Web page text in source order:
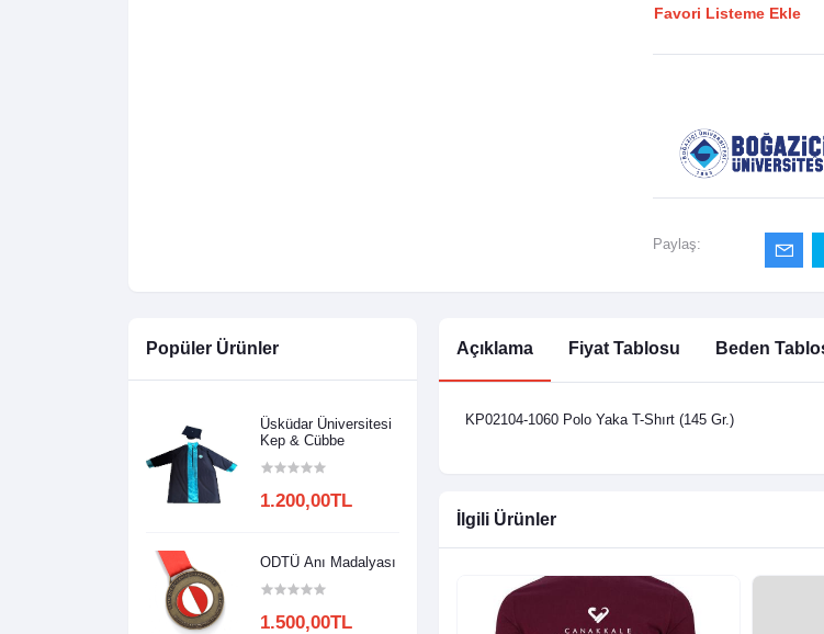
Favori Listeme Ekle
Paylaş:
Popüler Ürünler
Üsküdar Üniversitesi
Kep & Cübbe
1.200,00TL
ODTÜ Anı Madalyası
1.500,00TL
Açıklama Fiyat Tablosu Beden
KP02104-1060 Polo Yaka T-Shırt (145 Gr.)
İlgili Ürünler